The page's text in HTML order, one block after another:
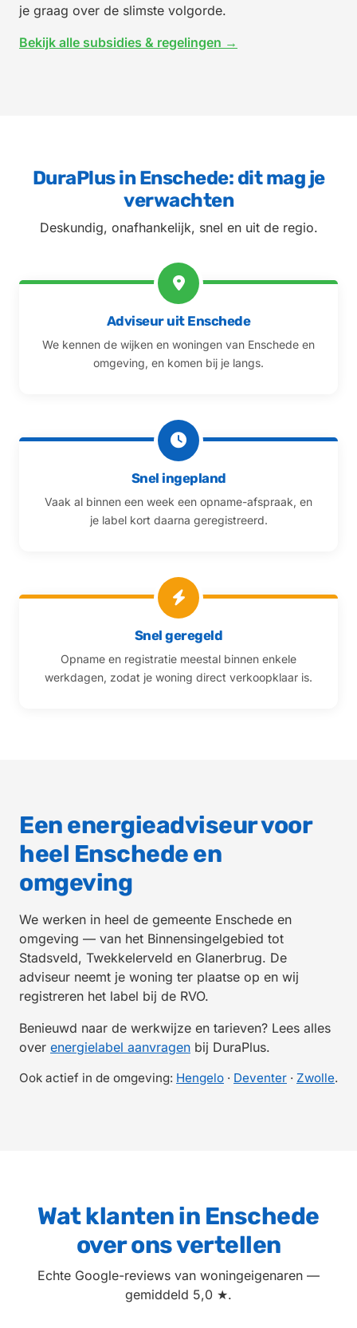
je graag over de slimste volgorde.
Bekijk alle subsidies & regelingen →
DuraPlus in Enschede: dit mag je
verwachten
Deskundig, onafhankelijk, snel en uit de regio.
Adviseur uit Enschede
We kennen de wijken en woningen van Enschede en
omgeving, en komen bij je langs.
Snel ingepland
Vaak al binnen een week een opname-afspraak, en
je label kort daarna geregistreerd.
Snel geregeld
Opname en registratie meestal binnen enkele
werkdagen, zodat je woning direct verkoopklaar is.
Een energieadviseur voor
heel Enschede en
omgeving
We werken in heel de gemeente Enschede en
omgeving — van het Binnensingelgebied tot
Stadsveld, Twekkelerveld en Glanerbrug. De
adviseur neemt je woning ter plaatse op en wij
registreren het label bij de RVO.
Benieuwd naar de werkwijze en tarieven? Lees alles
over energielabel aanvragen bij DuraPlus.
Ook actief in de omgeving: Hengelo · Deventer · Zwolle.
Wat klanten in Enschede
over ons vertellen
Echte Google-reviews van woningeigenaren —
gemiddeld 5,0 ★.